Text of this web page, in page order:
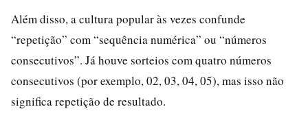
Além disso, a cultura popular às vezes confunde
“repetição” com “sequência numérica” ou “números
consecutivos”. Já houve sorteios com quatro números
consecutivos (por exemplo, 02, 03, 04, 05), mas isso não
significa repetição de resultado.